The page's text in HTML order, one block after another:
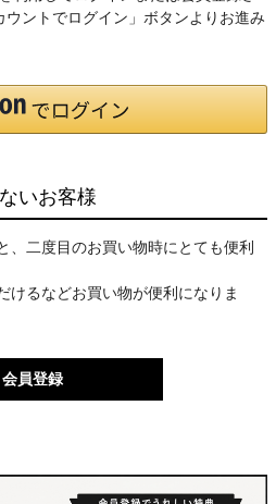
ントでログイン」ボタンよりお進み
いお客様
、二度目のお買い物時にとても便利
けるなどお買い物が便利になりま
会員登録